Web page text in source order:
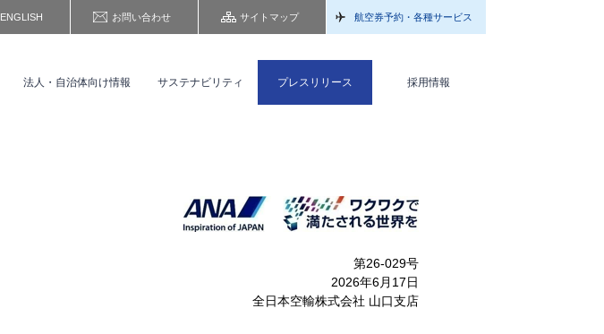
ENGLISH お問い合わせ サイトマップ 航空券予約・各種サービス
法人・自治体向け情報 サステナビリティ プレスリリース 採用情報
第26-029号
2026年6月17日
全日本空輸株式会社 山口支店